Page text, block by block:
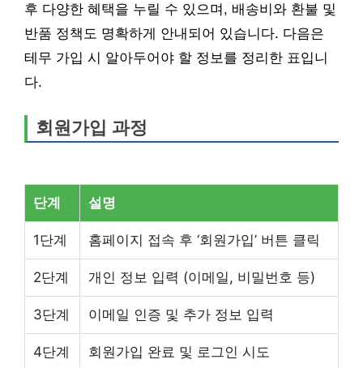
후 다양한 혜택을 누릴 수 있으며, 배송비와 환불 및
반품 정책도 명확하게 안내되어 있습니다. 다음은
테무 가입 시 알아두어야 할 정보를 정리한 표입니
다.
회원가입 과정
단계 설명
1단계 홈페이지 접속 후 ‘회원가입’ 버튼 클릭
2단계 개인 정보 입력 (이메일, 비밀번호 등)
3단계 이메일 인증 및 추가 정보 입력
4단계 회원가입 완료 및 로그인 시도